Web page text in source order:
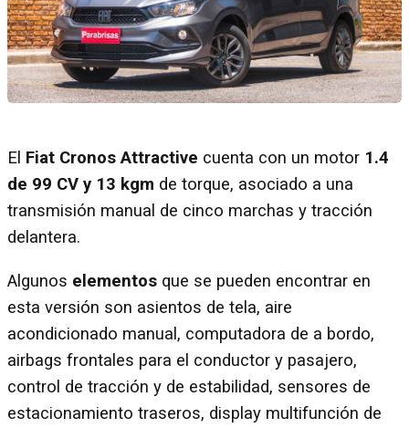
El Fiat Cronos Attractive cuenta con un motor 1.4
de 99 CV y 13 kgm de torque, asociado a una
transmisión manual de cinco marchas y tracción
delantera.
Algunos elementos que se pueden encontrar en
esta versión son asientos de tela, aire
acondicionado manual, computadora de a bordo,
airbags frontales para el conductor y pasajero,
control de tracción y de estabilidad, sensores de
estacionamiento traseros, display multifunción de